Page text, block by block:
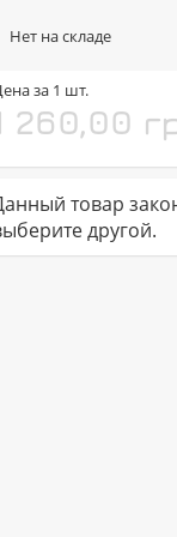
Нет на складе
за 1 шт.
260,00
товар
другой.